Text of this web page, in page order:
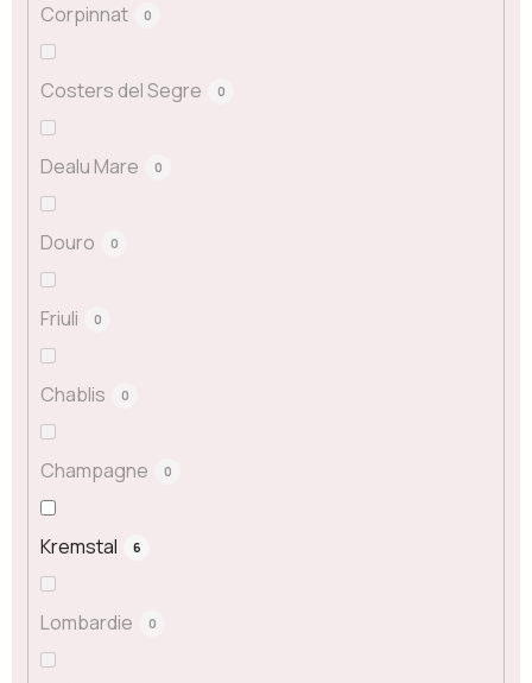
Corpinnat 0
Costers del Segre 0
Dealu Mare 0
Douro 0
Friuli 0
Chablis 0
Champagne 0
Kremstal 6
Lombardie 0